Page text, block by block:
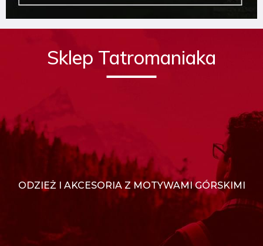
Sklep Tatromaniaka
ODZIEŻ I AKCESORIA Z MOTYWAMI GÓRSKIMI